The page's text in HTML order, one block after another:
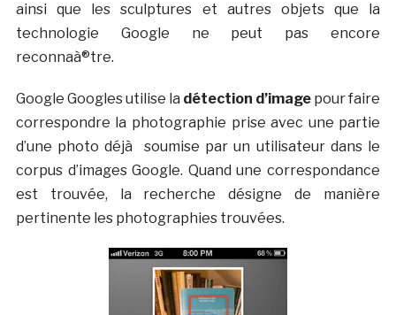
ainsi que les sculptures et autres objets que la
technologie Google ne peut pas encore
reconnaà®tre.
Google Googles utilise la détection d’image pour faire
correspondre la photographie prise avec une partie
d’une photo déjà soumise par un utilisateur dans le
corpus d’images Google. Quand une correspondance
est trouvée, la recherche désigne de manière
pertinente les photographies trouvées.